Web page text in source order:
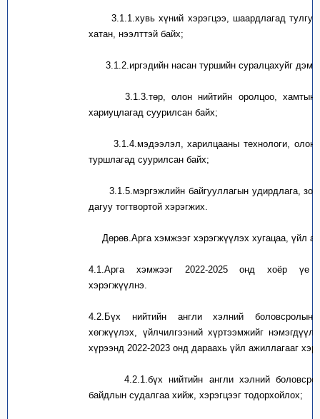
3.1.1.хувь хүний хэрэгцээ, шаардлагад
хатан, нээлттэй байх;
3.1.2.иргэдийн насан туршийн суралцахуйг
3.1.3. төр, олон нийтийн оролцоо, хамтын
хариуцлагад суурилсан байх;
3.1.4. мэдээлэл, харилцааны технологи, олон
туршлагад суурилсан байх;
3.1.5.мэргэжлийн байгууллагын удирдлага,
дагуу тогтвортой хэрэгжих.
Дөрөв.Арга хэмжээг хэрэгжүүлэх хугацаа, үйл
4.1.Арга хэмжээг 2022-2025 онд хоёр үе
хэрэгжүүлнэ.
4.2. Бүх нийтийн англи хэлний боловсролын
хөгжүүлэх, үйлчилгээний хүртээмжийг
хүрээнд 2022-2023 онд дараахь үйл ажиллагааг
4.2.1.бүх нийтийн англи хэлний
байдлын судалгаа хийж, хэрэгцээг тодорхойлох;